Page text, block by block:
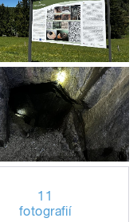
11
fotografií